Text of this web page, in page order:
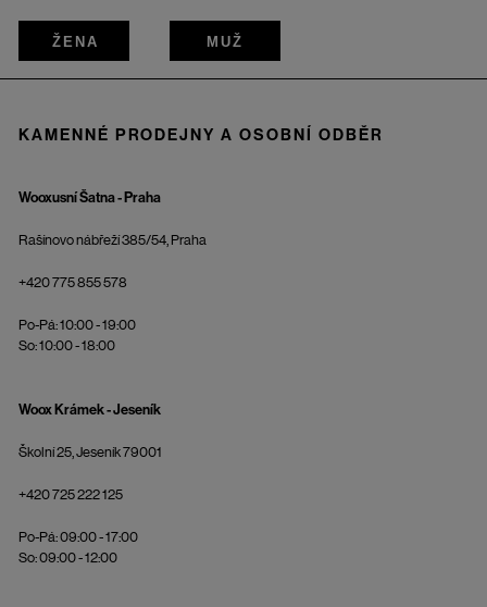
ŽENA MUŽ
KAMENNÉ PRODEJNY A OSOBNÍ ODBĚR
Wooxusní Šatna - Praha
Rašínovo nábřeží 385/54, Praha
+420 775 855 578
Po-Pá: 10:00 - 19:00
So: 10:00 - 18:00
Woox Krámek - Jeseník
Školní 25, Jeseník 79001
+420 725 222 125
Po-Pá: 09:00 - 17:00
So: 09:00 - 12:00